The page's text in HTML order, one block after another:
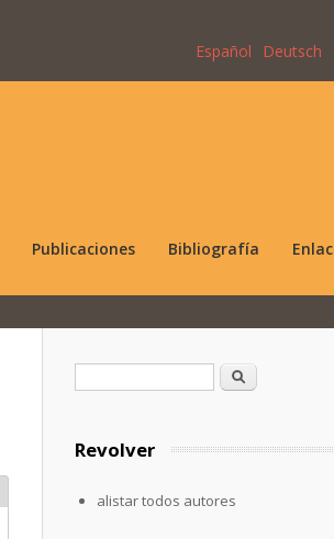
Español Deutsch
Publicaciones Bibliografía
Formulario de búsqueda
Buscar
Revolver
alistar todos autores